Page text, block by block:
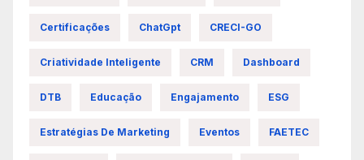
Certificações ChatGpt CRECI-GO
Criatividade Inteligente CRM Dashboard
DTB Educação Engajamento ESG
Estratégias De Marketing Eventos FAETEC